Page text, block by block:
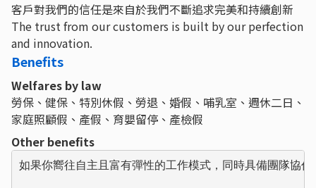
客戶對我們的信任是來自於我們不斷追求完美和持續創新
The trust from our customers is built by our perfection
and innovation.
Benefits
Welfares by law
勞保、健保、特別休假、勞退、婚假、哺乳室、週休二日、
家庭照顧假、產假、育嬰留停、產檢假
Other benefits
如果你嚮往自主且富有彈性的工作模式，同時具備團隊協